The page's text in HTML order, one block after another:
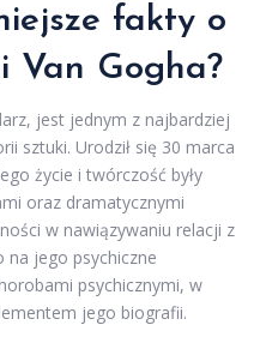
fakty o
Van Gogha?
jest jednym z najbardziej
sztuki. Urodził się 30 marca
życie i twórczość były
oraz dramatycznymi
w nawiązywaniu relacji z
na jego psychiczne
psychicznymi, w
jego biografii.